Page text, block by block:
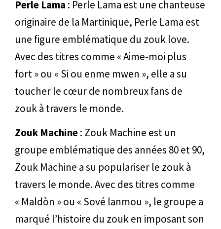
Perle Lama : Perle Lama est une chanteuse
originaire de la Martinique, Perle Lama est
une figure emblématique du zouk love.
Avec des titres comme « Aime-moi plus
fort » ou « Si ou enme mwen », elle a su
toucher le cœur de nombreux fans de
zouk à travers le monde.
Zouk Machine: Zouk Machine est un
groupe emblématique des années 80 et 90,
Zouk Machine a su populariser le zouk à
travers le monde. Avec des titres comme
« Maldòn » ou « Sové lanmou », le groupe a
marqué l’histoire du zouk en imposant son